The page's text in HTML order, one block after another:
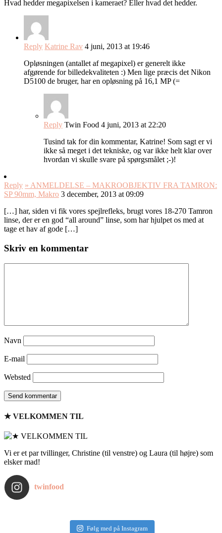
Hvad hedder megapixelsen i kameraet? Eller hvad det hedder.
Reply Katrine Rav 4 juni, 2013 at 19:46
Opløsningen (antallet af megapixel) er generelt ikke
afgørende for billedekvaliteten :) Men lige præcis det Nikon
D5100 de bruger, har en opløsning på 16,1 MP (=
Reply Twin Food 4 juni, 2013 at 22:20
Tusind tak for din kommentar, Katrine! Som sagt er vi
ikke så meget i det tekniske, og var ikke helt klar over
hvordan vi skulle svare på spørgsmålet ;-)!
Reply » ANMELDELSE – MAKROOBJEKTIV FRA TAMRON:
SP 90mm, Makro 3 december, 2013 at 09:09
[…] har, siden vi fik vores spejlrefleks, brugt vores 18-270 Tamron
linse, der er en god “all around” linse, som har hjulpet os med at
tage et hav af gode […]
Skriv en kommentar
Navn
E-mail
Websted
★ VELKOMMEN TIL
Vi er et par tvillinger, Christine (til venstre) og Laura (til højre) som
elsker mad!
twinfood
Følg med på Instagram